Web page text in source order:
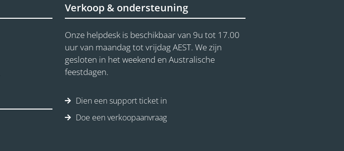
Verkoop & ondersteuning
Onze helpdesk is beschikbaar van 9u tot 17.00
uur van maandag tot vrijdag AEST. We zijn
gesloten in het weekend en Australische
feestdagen.
Dien een support ticket in
Doe een verkoopaanvraag